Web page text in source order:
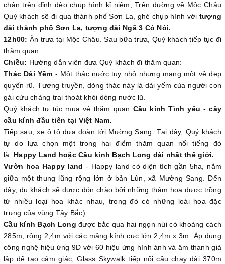
chân trên đỉnh đèo chụp hình kỉ niệm; Trên đường về Mộc Châu
Quý khách sẽ đi qua thành phố Sơn La, ghé chụp hình với tượng
đài thành phố Sơn La, tượng đài Ngã 3 Cò Nòi.
12h00: Ăn trưa tại Mộc Châu. Sau bữa trưa, Quý khách tiếp tục đi
thăm quan:
Chiều: Hướng dẫn viên đưa Quý khách đi thăm quan:
Thác Dải Yếm - Một thác nước tuy nhỏ nhưng mang một vẻ đẹp
quyến rũ. Tương truyền, dòng thác này là dải yếm của người con
gái cứu chàng trai thoát khỏi dòng nước lũ.
Quý khách tự túc mua vé thăm quan Cầu kính Tình yêu - cây
cầu kính đầu tiên tại Việt Nam.
Tiếp sau, xe ô tô đưa đoàn tới Mường Sang. Tại đây, Quý khách
tự do lựa chọn một trong hai điểm thăm quan nổi tiếng đó
là: Happy Land hoặc Cầu kính Bạch Long dài nhất thế giới.
Vườn hoa Happy land - Happy land có diện tích gần 5ha, nằm
giữa một thung lũng rộng lớn ở bản Lùn, xã Mường Sang. Đến
đây, du khách sẽ được đón chào bởi những thảm hoa được trồng
từ nhiều loại hoa khác nhau, trong đó có những loài hoa đặc
trưng của vùng Tây Bắc).
Cầu kính Bạch Long được bắc qua hai ngọn núi có khoảng cách
285m, rộng 2,4m với các mảng kính cực lớn 2,4m x 3m. Áp dụng
công nghệ hiệu ứng 9D với 60 hiệu ứng hình ảnh và âm thanh giả
lập để tạo cảm giác; Glass Skywalk tiếp nối cầu chạy dài 370m